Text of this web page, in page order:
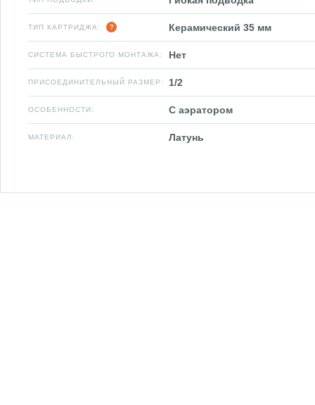
ТИП КАРТРИДЖА: Керамический 35 мм
СИСТЕМА БЫСТРОГО МОНТАЖА: Нет
ПРИСОЕДИНИТЕЛЬНЫЙ РАЗМЕР: 1/2
ОСОБЕННОСТИ: С аэратором
МАТЕРИАЛ: Латунь